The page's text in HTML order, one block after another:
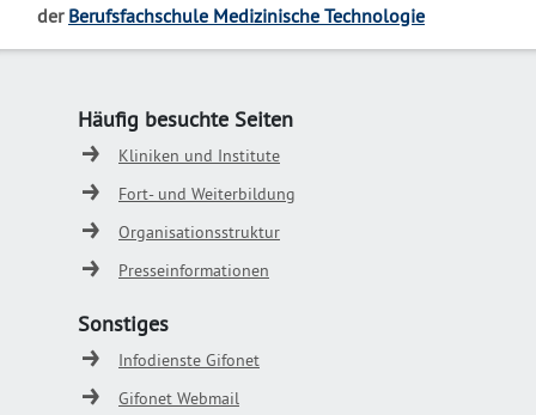
der Berufsfachschule Medizinische Technologie
Häufig besuchte Seiten
Kliniken und Institute
Fort- und Weiterbildung
Organisationsstruktur
Presseinformationen
Sonstiges
Infodienste Gifonet
Gifonet Webmail